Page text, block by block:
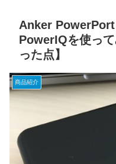
Anker
PowerIQを使っ
った点】
商品紹介